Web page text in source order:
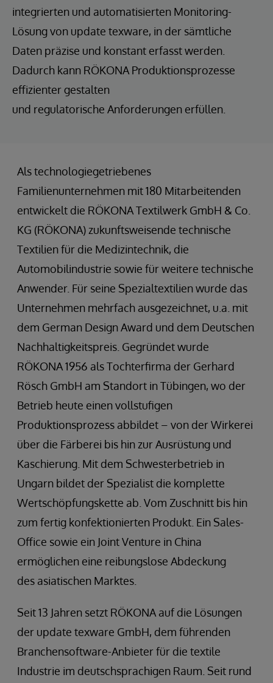
integrierten und automatisierten Monitoring-
Lösung von update texware, in der sämtliche
Daten präzise und konstant erfasst werden.
Dadurch kann RÖKONA Produktionsprozesse
effizienter gestalten
und regulatorische Anforderungen erfüllen.
Als technologiegetriebenes
Familienunternehmen mit 180 Mitarbeitenden
entwickelt die RÖKONA Textilwerk GmbH & Co.
KG (RÖKONA) zukunftsweisende technische
Textilien für die Medizintechnik, die
Automobilindustrie sowie für weitere technische
Anwender. Für seine Spezialtextilien wurde das
Unternehmen mehrfach ausgezeichnet, u.a. mit
dem German Design Award und dem Deutschen
Nachhaltigkeitspreis. Gegründet wurde
RÖKONA 1956 als Tochterfirma der Gerhard
Rösch GmbH am Standort in Tübingen, wo der
Betrieb heute einen vollstufigen
Produktionsprozess abbildet – von der Wirkerei
über die Färberei bis hin zur Ausrüstung und
Kaschierung. Mit dem Schwesterbetrieb in
Ungarn bildet der Spezialist die komplette
Wertschöpfungskette ab. Vom Zuschnitt bis hin
zum fertig konfektionierten Produkt. Ein Sales-
Office sowie ein Joint Venture in China
ermöglichen eine reibungslose Abdeckung
des asiatischen Marktes.
Seit 13 Jahren setzt RÖKONA auf die Lösungen
der update texware GmbH, dem führenden
Branchensoftware-Anbieter für die textile
Industrie im deutschsprachigen Raum. Seit rund